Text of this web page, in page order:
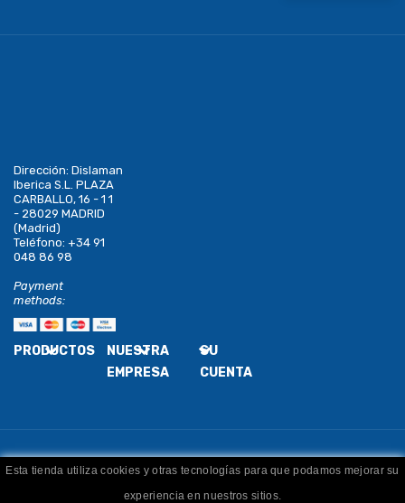
Dirección: Dislaman
Iberica S.L. PLAZA
CARBALLO, 16 - 1 1
- 28029 MADRID
(Madrid)
Teléfono: +34 91
048 86 98
Payment
methods:
PRODUCTOS
NUESTRA
EMPRESA
SU
CUENTA
Esta tienda utiliza cookies y otras tecnologías para que podamos mejorar su
experiencia en nuestros sitios.
Dislaman . Todos los derechos reservados